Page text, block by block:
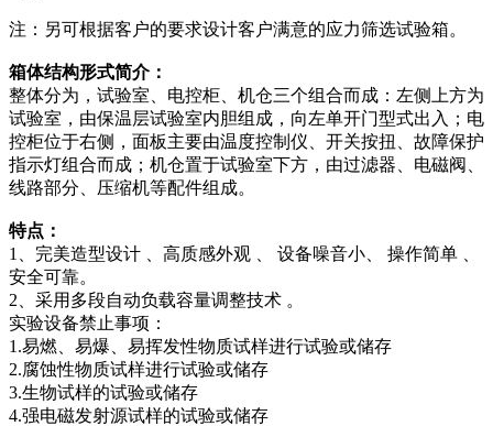
注：另可根据客户的要求设计客户满意的应力筛选试验箱。
箱体结构形式简介：
整体分为，试验室、电控柜、机仓三个组合而成：左侧上方为
试验室，由保温层试验室内胆组成，向左单开门型式出入；电
控柜位于右侧，面板主要由温度控制仪、开关按扭、故障保护
指示灯组合而成；机仓置于试验室下方，由过滤器、电磁阀、
线路部分、压缩机等配件组成。
特点：
1、完美造型设计 、高质感外观 、 设备噪音小、 操作简单 、
安全可靠。
2、采用多段自动负载容量调整技术 。
实验设备禁止事项：
1.易燃、易爆、易挥发性物质试样进行试验或储存
2.腐蚀性物质试样进行试验或储存
3.生物试样的试验或储存
4.强电磁发射源试样的试验或储存